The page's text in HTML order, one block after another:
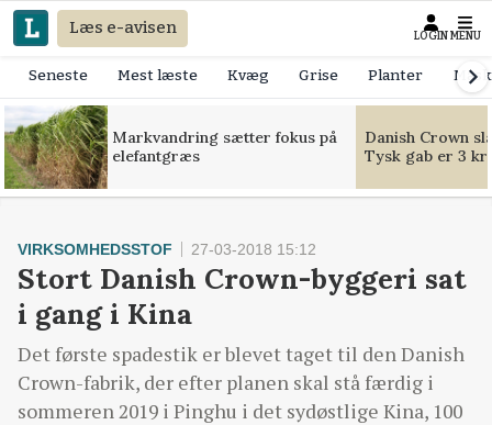
Læs e-avisen LOGIN MENU
Seneste Mest læste Kvæg Grise Planter
Markvandring sætter fokus på
elefantgræs
Danish Crown
Tysk gab er 3
VIRKSOMHEDSSTOF 27-03-2018 15:12
Stort Danish Crown-byggeri sat
i gang i Kina
Det første spadestik er blevet taget til den Danish
Crown-fabrik, der efter planen skal stå færdig i
sommeren 2019 i Pinghu i det sydøstlige Kina, 100